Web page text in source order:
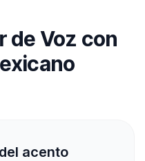
de Voz con
acento